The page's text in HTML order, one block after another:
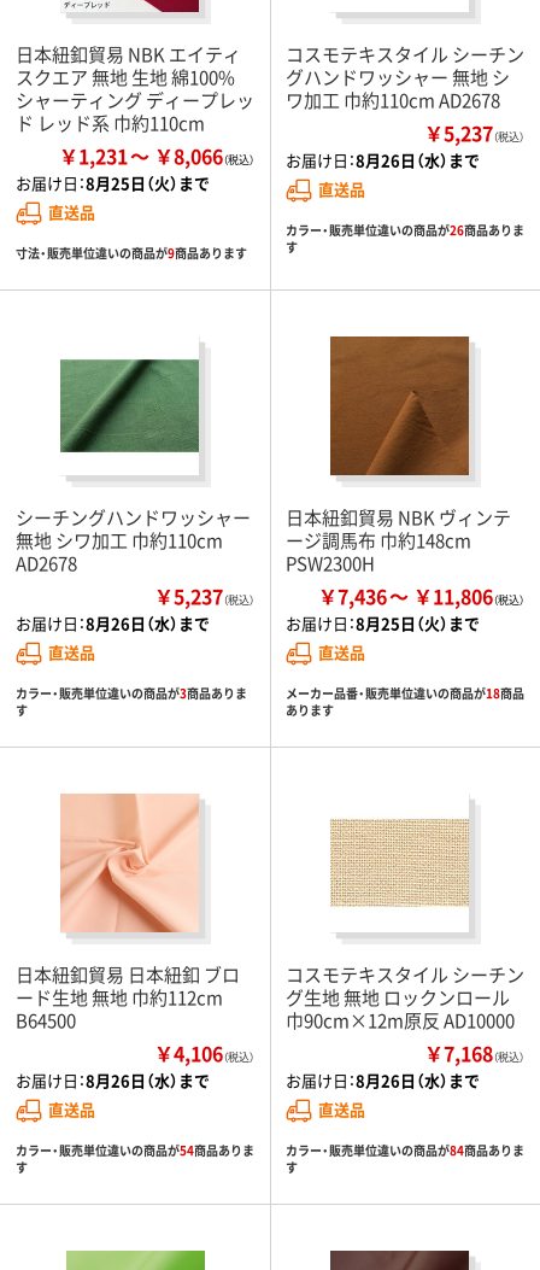
日本紐釦貿易 NBK エイティ
スクエア 無地 生地 綿100%
シャーティング ディープレッ
ド レッド系 巾約110cm
￥1,231 ￥8,066
お届け日：8月25日（火）まで
直送品
寸法・販売単位違いの商品が9商品あります
コスモテキスタイル シーチン
グハンドワッシャー 無地 シ
ワ加工 巾約110cm AD2678
￥5,237（税込）
お届け日：8月26日（水）まで
直送品
カラー・販売単位違いの商品が26商品ありま
す
シーチングハンドワッシャー
無地 シワ加工 巾約110cm
AD2678
￥5,237（税込）
お届け日：8月26日（水）まで
直送品
カラー・販売単位違いの商品が3商品ありま
す
日本紐釦貿易 NBK ヴィンテ
ージ調馬布 巾約148cm
PSW2300H
￥7,436 ￥11,806
お届け日：8月25日（火）まで
直送品
メーカー品番・販売単位違いの商品が18商品
あります
日本紐釦貿易 日本紐釦 ブロ
ード生地 無地 巾約112cm
B64500
￥4,106（税込）
お届け日：8月26日（水）まで
直送品
カラー・販売単位違いの商品が54商品ありま
す
コスモテキスタイル シーチン
グ生地 無地 ロックンロール
巾90cm×12m原反 AD10000
￥7,168（税込）
お届け日：8月26日（水）まで
直送品
カラー・販売単位違いの商品が84商品ありま
す